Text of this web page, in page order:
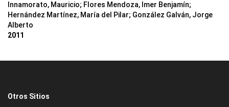
Innamorato, Mauricio; Flores Mendoza, Imer Benjamín;
Hernández Martínez, María del Pilar; González Galván, Jorge
Alberto
2011
Otros Sitios